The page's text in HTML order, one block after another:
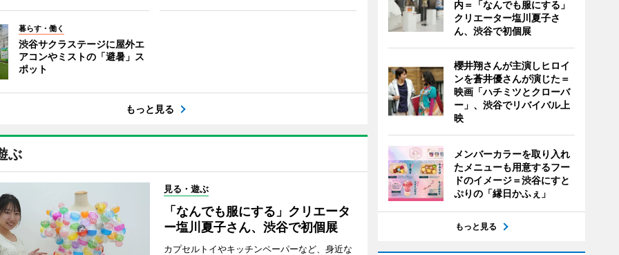
暮らす・働く
渋谷サクラステージに屋外エ
アコンやミストの「避暑」ス
ポット
もっと見る
ぶ
見る・遊ぶ
「なんでも服にする」クリエータ
ー塩川夏子さん、渋谷で初個展
カプセルトイやキッチンペーパーなど、身近な
内＝「なんでも服にする」
クリエーター塩川夏子さ
ん、渋谷で初個展
櫻井翔さんが主演しヒロイ
ンを蒼井優さんが演じた＝
映画「ハチミツとクローバ
ー」、渋谷でリバイバル上
映
メンバーカラーを取り入れ
たメニューも用意するフー
ドのイメージ＝渋谷にすと
ぷりの「縁日かふぇ」
もっと見る